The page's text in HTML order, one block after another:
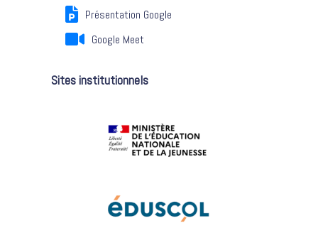
Présentation Google
Google Meet
Sites institutionnels